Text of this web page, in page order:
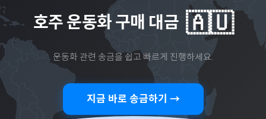
호주 운동화 구매 대금 🇦🇺
운동화 관련 송금을 쉽고 빠르게 진행하세요.
지금 바로 송금하기 →